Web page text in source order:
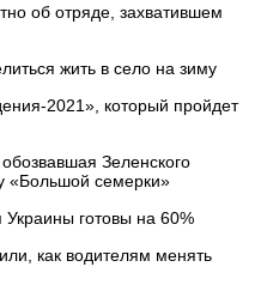
об отряде, захватившем
жить в село на зиму
2021», который пройдет
Зеленского
«Большой семерки»
готовы на 60%
как водителям менять